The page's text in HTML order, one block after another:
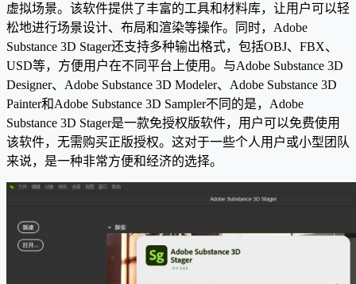
虚拟场景。该软件提供了丰富的工具和材料库，让用户可以轻
松地进行场景设计、布局和渲染等操作。同时，Adobe
Substance 3D Stager还支持多种输出格式，包括OBJ、FBX、
USD等，方便用户在不同平台上使用。与Adobe Substance 3D
Designer、Adobe Substance 3D Modeler、Adobe Substance 3D
Painter和Adobe Substance 3D Sampler不同的是，Adobe
Substance 3D Stager是一款免授权版软件，用户可以免费使用
该软件，无需购买正版授权。这对于一些个人用户或小型团队
来说，是一种非常方便和经济的选择。